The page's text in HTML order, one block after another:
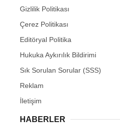
Gizlilik Politikası
Çerez Politikası
Editöryal Politika
Hukuka Aykırılık Bildirimi
Sık Sorulan Sorular (SSS)
Reklam
İletişim
HABERLER